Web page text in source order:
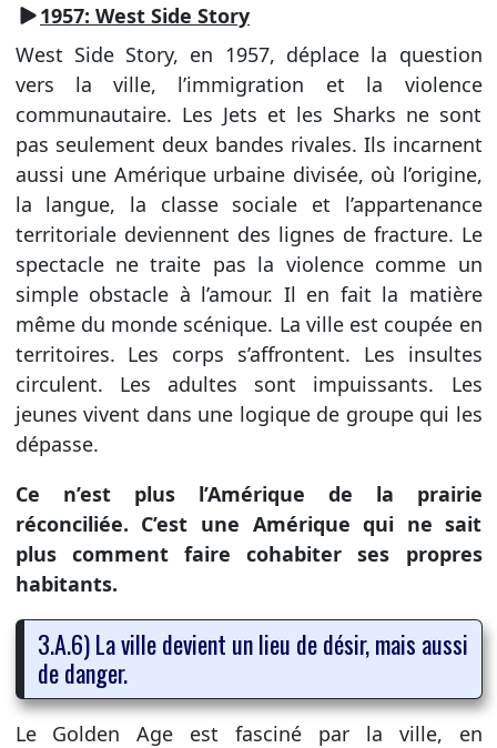
1957: West Side Story
West Side Story, en 1957, déplace la question
vers la ville, l’immigration et la violence
communautaire. Les Jets et les Sharks ne sont
pas seulement deux bandes rivales. Ils incarnent
aussi une Amérique urbaine divisée, où l’origine,
la langue, la classe sociale et l’appartenance
territoriale deviennent des lignes de fracture. Le
spectacle ne traite pas la violence comme un
simple obstacle à l’amour. Il en fait la matière
même du monde scénique. La ville est coupée en
territoires. Les corps s’affrontent. Les insultes
circulent. Les adultes sont impuissants. Les
jeunes vivent dans une logique de groupe qui les
dépasse.
Ce n’est plus l’Amérique de la prairie
réconciliée. C’est une Amérique qui ne sait
plus comment faire cohabiter ses propres
habitants.
3.A.6) La ville devient un lieu de désir, mais aussi
de danger.
Le Golden Age est fasciné par la ville, en